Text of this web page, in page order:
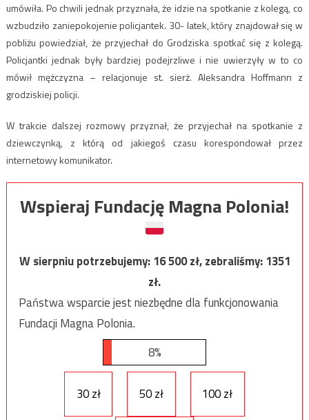
umówiła. Po chwili jednak przyznała, że idzie na spotkanie z kolegą, co
wzbudziło zaniepokojenie policjantek. 30- latek, który znajdował się w
pobliżu powiedział, że przyjechał do Grodziska spotkać się z kolegą.
Policjantki jednak były bardziej podejrzliwe i nie uwierzyły w to co
mówił mężczyzna – relacjonuje st. sierż. Aleksandra Hoffmann z
grodziskiej policji.
W trakcie dalszej rozmowy przyznał, że przyjechał na spotkanie z
dziewczynką, z którą od jakiegoś czasu korespondował przez
internetowy komunikator.
Wspieraj Fundację Magna Polonia!
W sierpniu potrzebujemy:16 500zł, zebraliśmy:1351
zł.
Państwa wsparcie jest niezbędne dla funkcjonowania
Fundacji Magna Polonia.
8%
30 zł 50 zł 100 zł